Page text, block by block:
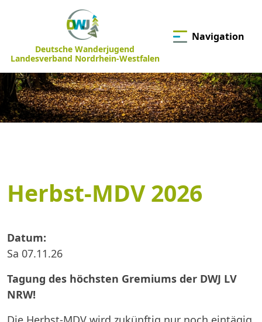
Deutsche Wanderjugend
Landesverband Nordrhein-Westfalen
Navigation
Herbst-MDV 2026
Datum:
Sa 07.11.26
Tagung des höchsten Gremiums der DWJ LV
NRW!